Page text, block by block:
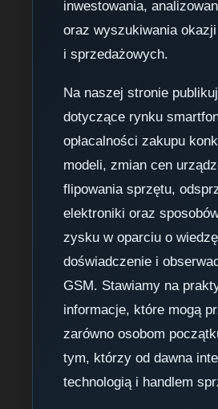
inwestowania,
oraz wyszukiwania
i sprzedażowych.
Na naszej stronie
dotyczące rynku
opłacalności zakupu
modeli, zmian cen
flipowania sprzętu,
elektroniki oraz
zysku w oparciu o
doświadczenie i
GSM. Stawiamy na
informacje, które mogą
zarówno osobom
tym, którzy od dawna
technologią i handlem